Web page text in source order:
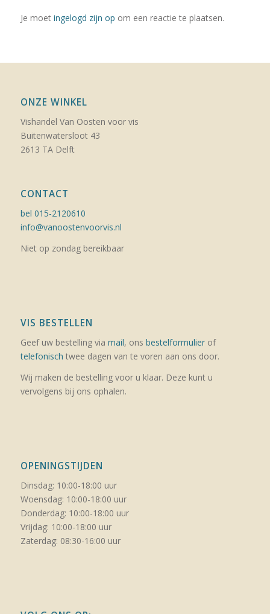
Je moet ingelogd zijn op om een reactie te plaatsen.
ONZE WINKEL
Vishandel Van Oosten voor vis
Buitenwatersloot 43
2613 TA Delft
CONTACT
bel 015-2120610
info@vanoostenvoorvis.nl
Niet op zondag bereikbaar
VIS BESTELLEN
Geef uw bestelling via mail, ons bestelformulierof
telefonisch twee dagen van te voren aan ons door.
Wij maken de bestelling voor u klaar. Deze kunt u
vervolgens bij ons ophalen.
OPENINGSTIJDEN
Dinsdag: 10:00-18:00 uur
Woensdag: 10:00-18:00 uur
Donderdag: 10:00-18:00 uur
Vrijdag: 10:00-18:00 uur
Zaterdag: 08:30-16:00 uur